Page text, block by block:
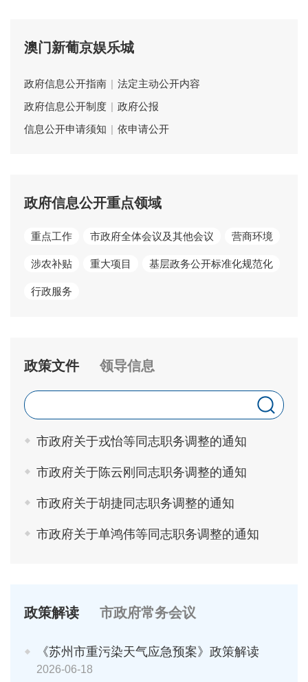
澳门新葡京娱乐城
政府信息公开指南 | 法定主动公开内容
政府信息公开制度 | 政府公报
信息公开申请须知 | 依申请公开
政府信息公开重点领域
重点工作 市政府全体会议及其他会议 营商环境
涉农补贴 重大项目 基层政务公开标准化规范化
行政服务
政策文件 领导信息
市政府关于戎怡等同志职务调整的通知
市政府关于陈云刚同志职务调整的通知
市政府关于胡捷同志职务调整的通知
市政府关于单鸿伟等同志职务调整的通知
政策解读 市政府常务会议
《苏州市重污染天气应急预案》政策解读
2026-06-18